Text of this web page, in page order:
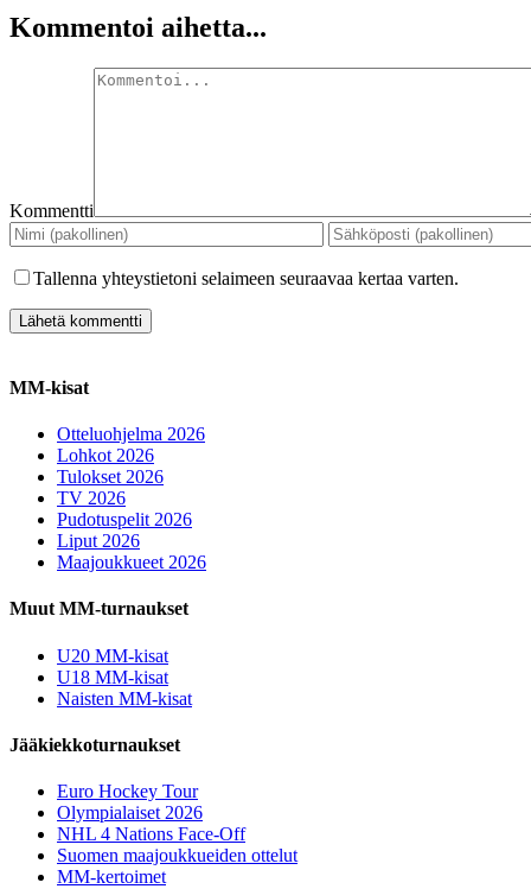
Kommentoi aihetta...
Kommentti
Tallenna yhteystietoni selaimeen seuraavaa kertaa varten.
MM-kisat
Otteluohjelma 2026
Lohkot 2026
Tulokset 2026
TV 2026
Pudotuspelit 2026
Liput 2026
Maajoukkueet 2026
Muut MM-turnaukset
U20 MM-kisat
U18 MM-kisat
Naisten MM-kisat
Jääkiekkoturnaukset
Euro Hockey Tour
Olympialaiset 2026
NHL 4 Nations Face-Off
Suomen maajoukkueiden ottelut
MM-kertoimet